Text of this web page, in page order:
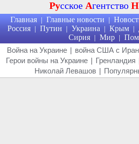
Русское Агентство Н
Главная | Главные новости |
Россия | Путин | Украина | Крым |
Сирия | Мир |
Война на Украине | война США с
Герои войны на Украине | Гренландия
Николай Левашов |